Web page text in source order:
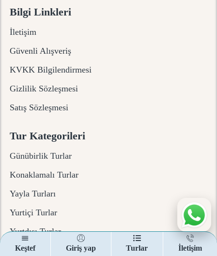
Bilgi Linkleri
İletişim
Güvenli Alışveriş
KVKK Bilgilendirmesi
Gizlilik Sözleşmesi
Satış Sözleşmesi
Tur Kategorileri
Günübirlik Turlar
Konaklamalı Turlar
Yayla Turları
Yurtiçi Turlar
Yurtdışı Turlar
E-Bülten
Keştef Giriş yap Turlar İletişim